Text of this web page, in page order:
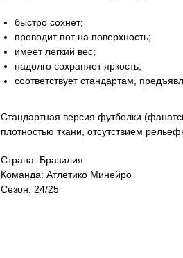
быстро сохнет;
проводит пот на поверхность;
имеет легкий вес;
надолго сохраняет яркость;
соответствует стандартам,
Стандартная версия футболки
плотностью ткани, отсутствием
Страна: Бразилия
Команда: Атлетико Минейро
Сезон: 24/25